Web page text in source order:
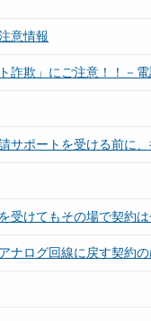
意情報
欺」にご注意！！－
サポートを受ける前に
けてもその場で契約
ナログ回線に戻す契約